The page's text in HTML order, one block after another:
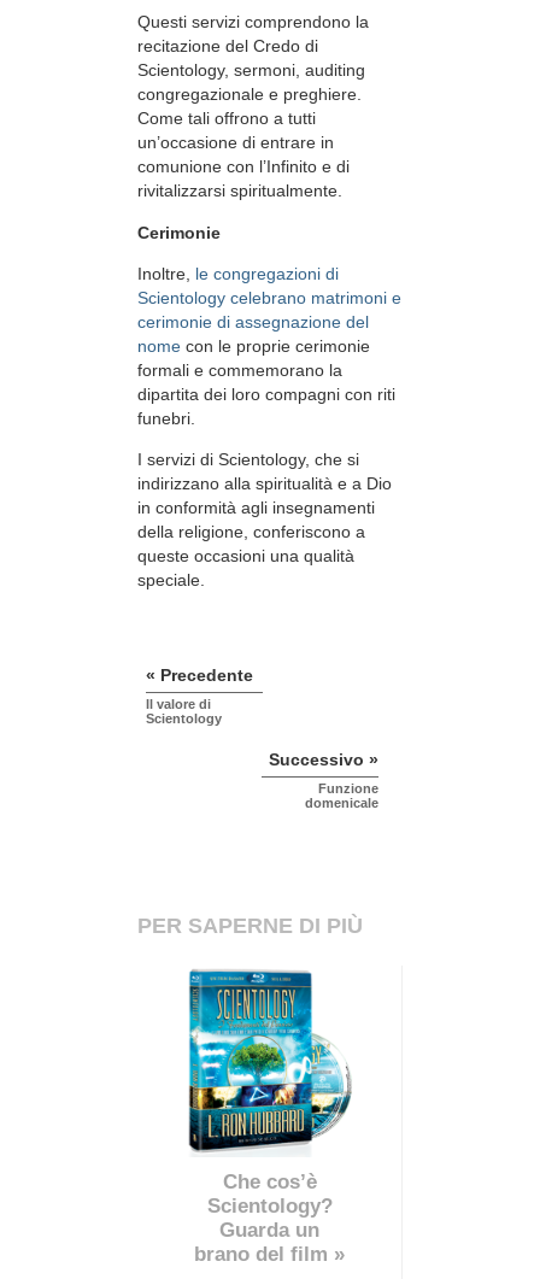
Questi servizi comprendono la
recitazione del Credo di
Scientology, sermoni, auditing
congregazionale e preghiere.
Come tali offrono a tutti
un’occasione di entrare in
comunione con l’Infinito e di
rivitalizzarsi spiritualmente.
Cerimonie
Inoltre, le congregazioni di
Scientology celebrano matrimoni e
cerimonie di assegnazione del
nome con le proprie cerimonie
formali e commemorano la
dipartita dei loro compagni con riti
funebri.
I servizi di Scientology, che si
indirizzano alla spiritualità e a Dio
in conformità agli insegnamenti
della religione, conferiscono a
queste occasioni una qualità
speciale.
« Precedente
Il valore di
Scientology
Successivo »
Funzione
domenicale
PER SAPERNE DI PIÙ
Che cos’è
Scientology?
Guarda un
brano del film »